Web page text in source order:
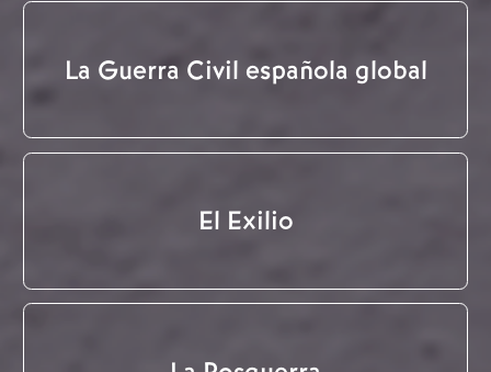
La Guerra Civil española global
El Exilio